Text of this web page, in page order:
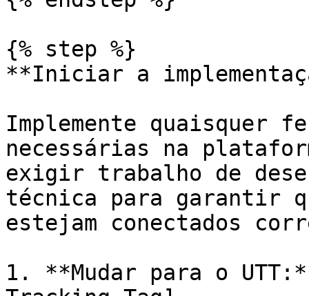
{% step %}
**Iniciar a
Implemente quaisquer
necessárias na
exigir trabalho de
técnica para garantir
estejam conectados
1. **Mudar para o